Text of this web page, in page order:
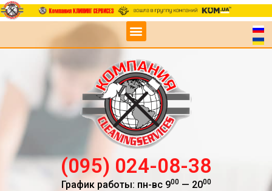
(095) 024-08-38
График работы: пн-вс 900— 2000